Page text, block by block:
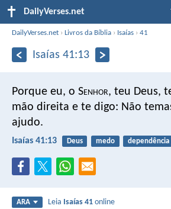
DailyVerses.net
DailyVerses.net ›Livros da Bíblia › Isaías ›41
Isaías 41:13
Porque eu, o Senhor, teu Deus,
mão direita e te digo: Não
ajudo.
Isaías 41:13 Deus medo dependência
ARA Leia Isaías 41 online